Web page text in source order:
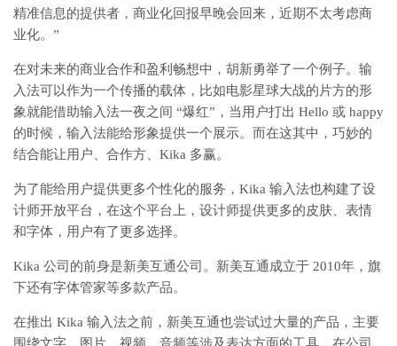
精准信息的提供者，商业化回报早晚会回来，近期不太考虑商
业化。”
在对未来的商业合作和盈利畅想中，胡新勇举了一个例子。输
入法可以作为一个传播的载体，比如电影星球大战的片方的形
象就能借助输入法一夜之间 “爆红”，当用户打出 Hello 或 happy
的时候，输入法能给形象提供一个展示。而在这其中，巧妙的
结合能让用户、合作方、Kika 多赢。
为了能给用户提供更多个性化的服务，Kika 输入法也构建了设
计师开放平台，在这个平台上，设计师提供更多的皮肤、表情
和字体，用户有了更多选择。
Kika 公司的前身是新美互通公司。新美互通成立于 2010年，旗
下还有字体管家等多款产品。
在推出 Kika 输入法之前，新美互通也尝试过大量的产品，主要
围绕文字、图片、视频、音频等涉及表达方面的工具。在公司